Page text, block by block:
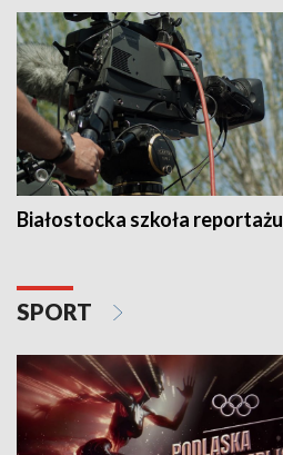
Białostocka szkoła reportażu
SPORT